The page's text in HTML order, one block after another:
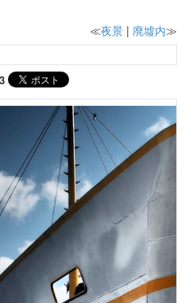
≪夜景 | 廃墟内≫